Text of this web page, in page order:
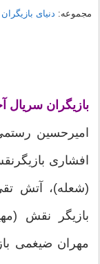
مجموعه: دنیای بازیگران
بازیگران سریال
امیرحسین
افشاری
(شعله)، آتش
بازیگر نقش
مهران ضیغمی